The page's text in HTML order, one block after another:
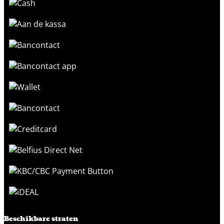
Beschikbare straten